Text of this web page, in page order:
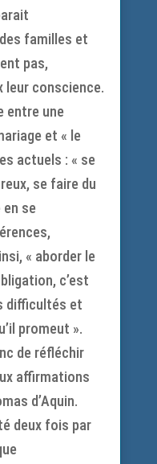
familles et
pas,
leur conscience.
entre une
et « le
actuels : « se
se faire du
en se
« aborder le
c’est
difficultés et
promeut ».
de réfléchir
affirmations
d’Aquin.
deux fois par